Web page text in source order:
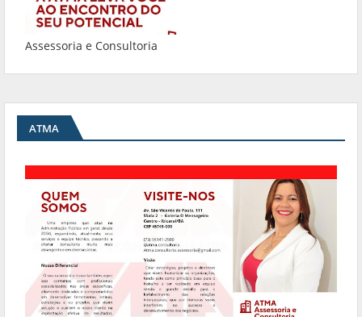
Assessoria e Consultoria
ATMA